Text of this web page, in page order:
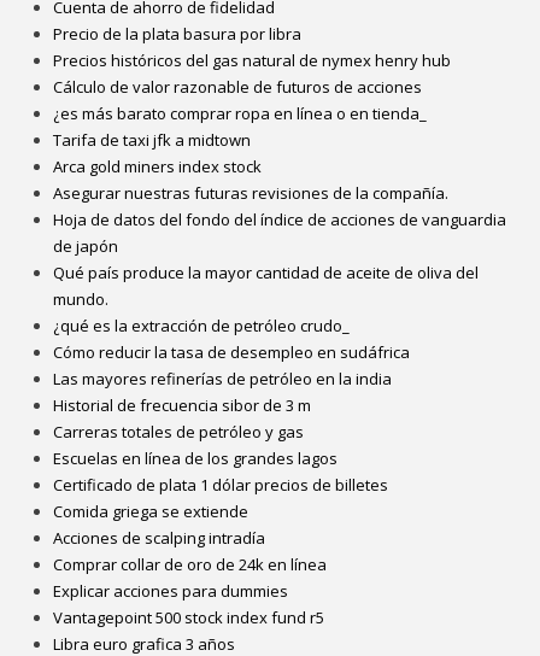
Cuenta de ahorro de fidelidad
Precio de la plata basura por libra
Precios históricos del gas natural de nymex henry hub
Cálculo de valor razonable de futuros de acciones
¿es más barato comprar ropa en línea o en tienda_
Tarifa de taxi jfk a midtown
Arca gold miners index stock
Asegurar nuestras futuras revisiones de la compañía.
Hoja de datos del fondo del índice de acciones de vanguardia
de japón
Qué país produce la mayor cantidad de aceite de oliva del
mundo.
¿qué es la extracción de petróleo crudo_
Cómo reducir la tasa de desempleo en sudáfrica
Las mayores refinerías de petróleo en la india
Historial de frecuencia sibor de 3 m
Carreras totales de petróleo y gas
Escuelas en línea de los grandes lagos
Certificado de plata 1 dólar precios de billetes
Comida griega se extiende
Acciones de scalping intradía
Comprar collar de oro de 24k en línea
Explicar acciones para dummies
Vantagepoint 500 stock index fund r5
Libra euro grafica 3 años